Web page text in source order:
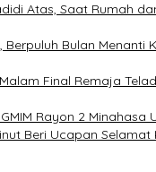
Atas, Saat Rumah
Berpuluh Bulan Menanti
Final Remaja
Rayon 2
Beri Ucapan